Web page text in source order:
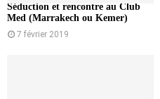
Séduction et rencontre au Club
Med (Marrakech ou Kemer)
7 février 2019